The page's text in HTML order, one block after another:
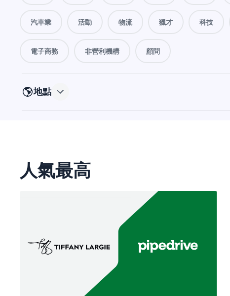
汽車業 活動 物流 獵才 科技
電子商務 非營利機構 顧問
地點
人氣最高